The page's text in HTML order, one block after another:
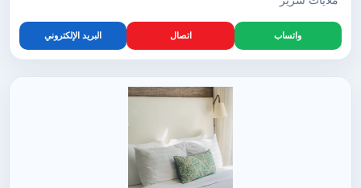
واتساب اتصال البريد الإلكتروني